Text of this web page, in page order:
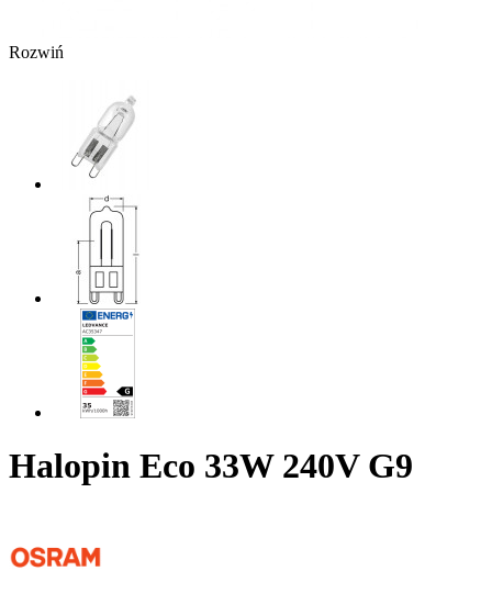
Rozwiń
Halopin Eco 33W 240V G9